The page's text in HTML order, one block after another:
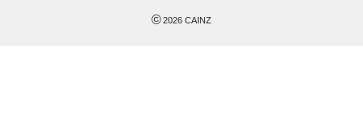
©2026 CAINZ